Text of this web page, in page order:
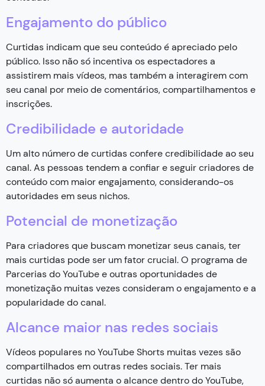
Engajamento do público
Curtidas indicam que seu conteúdo é apreciado pelo
público. Isso não só incentiva os espectadores a
assistirem mais vídeos, mas também a interagirem com
seu canal por meio de comentários, compartilhamentos e
inscrições.
Credibilidade e autoridade
Um alto número de curtidas confere credibilidade ao seu
canal. As pessoas tendem a confiar e seguir criadores de
conteúdo com maior engajamento, considerando-os
autoridades em seus nichos.
Potencial de monetização
Para criadores que buscam monetizar seus canais, ter
mais curtidas pode ser um fator crucial. O programa de
Parcerias do YouTube e outras oportunidades de
monetização muitas vezes consideram o engajamento e a
popularidade do canal.
Alcance maior nas redes sociais
Vídeos populares no YouTube Shorts muitas vezes são
compartilhados em outras redes sociais. Ter mais
curtidas não só aumenta o alcance dentro do YouTube,